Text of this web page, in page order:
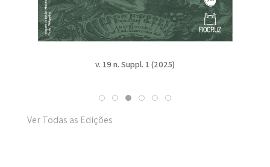
v. 19 n. Suppl. 1 (2025)
Ver Todas as Edições